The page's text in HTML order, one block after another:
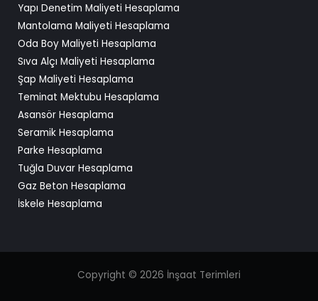
Yapı Denetim Maliyeti Hesaplama
Mantolama Maliyeti Hesaplama
Oda Boy Maliyeti Hesaplama
Sıva Alçı Maliyeti Hesaplama
Şap Maliyeti Hesaplama
Teminat Mektubu Hesaplama
Asansör Hesaplama
Seramik Hesaplama
Parke Hesaplama
Tuğla Duvar Hesaplama
Gaz Beton Hesaplama
İskele Hesaplama
Copyright © 2026 İnşaat Terimleri